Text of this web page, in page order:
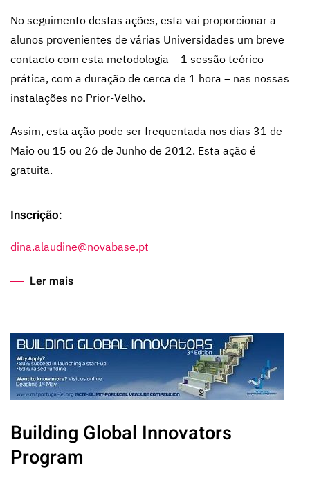
No seguimento destas ações, esta vai proporcionar a
alunos provenientes de várias Universidades um breve
contacto com esta metodologia – 1 sessão teórico-
prática, com a duração de cerca de 1 hora – nas nossas
instalações no Prior-Velho.
Assim, esta ação pode ser frequentada nos dias 31 de
Maio ou 15 ou 26 de Junho de 2012. Esta ação é
gratuita.
Inscrição:
dina.alaudine@novabase.pt
Ler mais
Building Global Innovators
Program